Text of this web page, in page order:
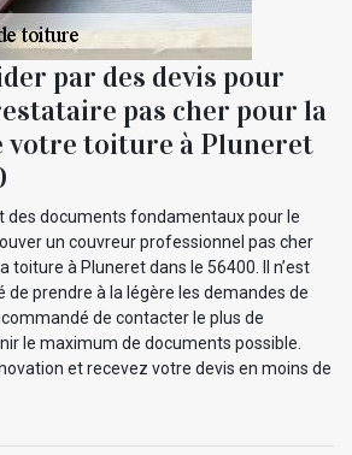
par des devis pour
pas cher pour la
votre toiture à Pluneret
des documents fondamentaux pour le
un couvreur professionnel pas cher
toiture à Pluneret dans le 56400. Il n’est
de prendre à la légère les demandes de
de contacter le plus de
le maximum de documents possible.
et recevez votre devis en moins de